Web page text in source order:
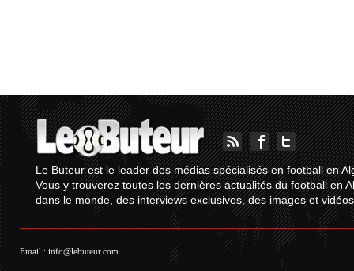
Le Buteur est le leader des médias spécialisés en football en
Vous y trouverez toutes les dernières actualités du football en
dans le monde, des interviews exclusives, des images et
Email : info@lebuteur.com